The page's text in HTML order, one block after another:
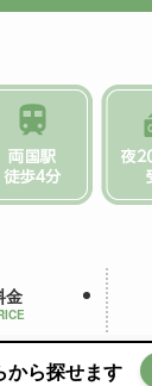
金
から探せます